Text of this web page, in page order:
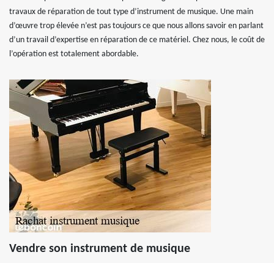
travaux de réparation de tout type d’instrument de musique. Une main
d’œuvre trop élevée n’est pas toujours ce que nous allons savoir en parlant
d’un travail d’expertise en réparation de ce matériel. Chez nous, le coût de
l’opération est totalement abordable.
Vendre son instrument de musique